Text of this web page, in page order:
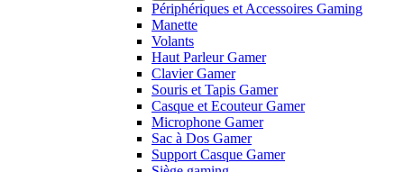
Périphériques et Accessoires Gaming
Manette
Volants
Haut Parleur Gamer
Clavier Gamer
Souris et Tapis Gamer
Casque et Ecouteur Gamer
Microphone Gamer
Sac à Dos Gamer
Support Casque Gamer